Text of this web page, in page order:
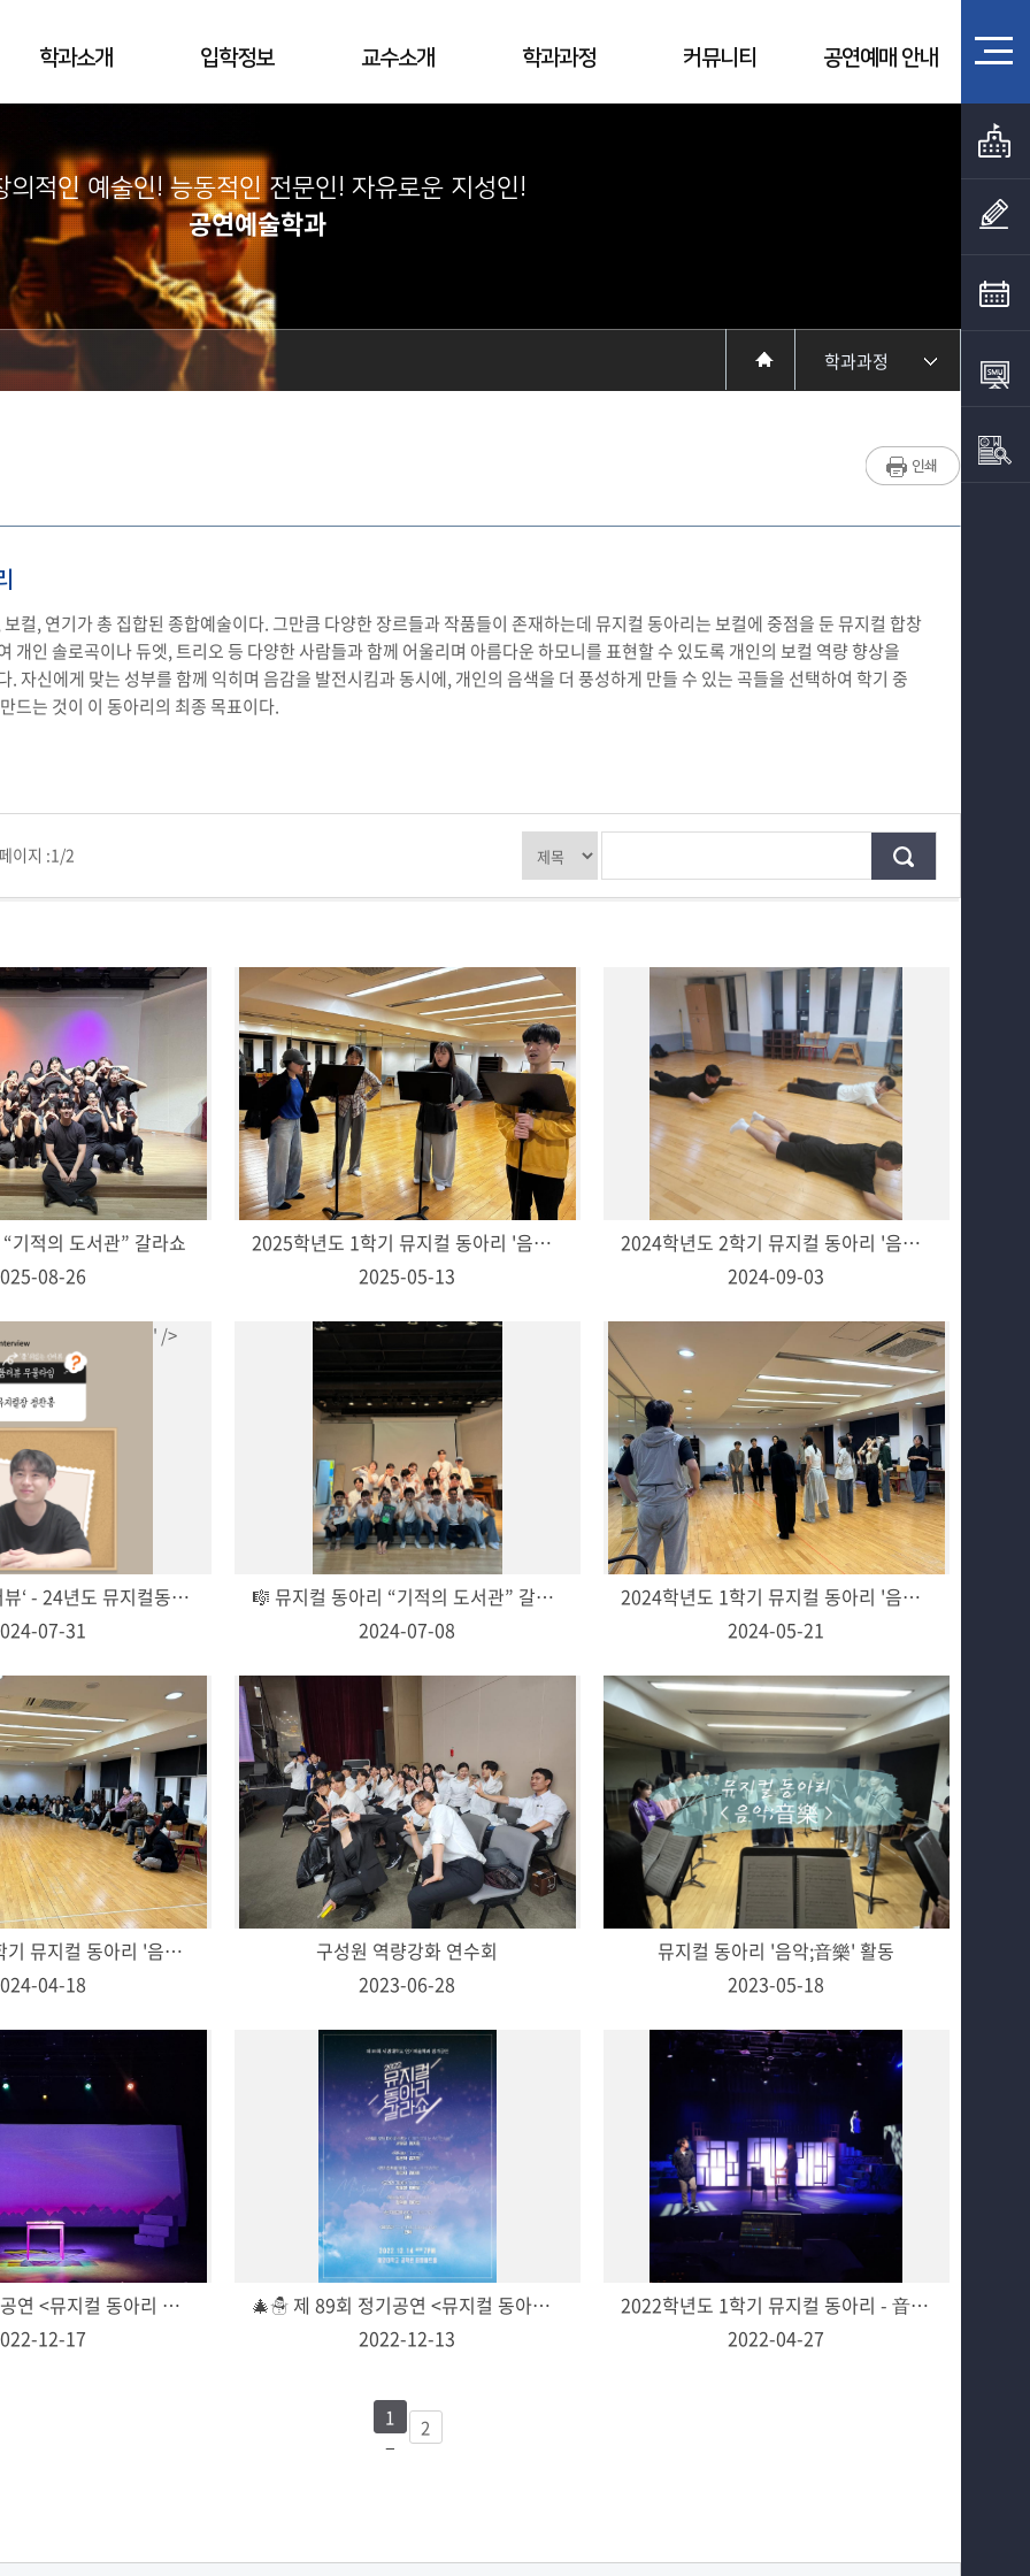
학과소개 입학정보 교수소개 학과과정 커뮤니티 공연예매 안내
의적인 예술인! 능동적인 전문인! 자유로운 지성인!
공연예술학과
학과과정
입학정보
교수소개
커뮤니티
공연예매 안내
컬, 연기가 총 집합된 종합예술이다. 그만큼 다양한 장르들과 작품들이 존재하는데 뮤지컬 동아리는 보컬에 중점을 둔 뮤지컬 합창
개인 솔로곡이나 듀엣, 트리오 등 다양한 사람들과 함께 어울리며 아름다운 하모니를 표현할 수 있도록 개인의 보컬 역량 향상을
. 자신에게 맞는 성부를 함께 익히며 음감을 발전시킴과 동시에, 개인의 음색을 더 풍성하게 만들 수 있는 곡들을 선택하여 학기 중
드는 것이 이 동아리의 최종 목표이다.
이지 :1/2
기적의 도서관” 갈라쇼
08-26
2025학년도 1학기 뮤지컬 동아리 '음악;音樂' 활동
2025-05-13
2024학년도 2학기 뮤지컬 동아리 '음악;音樂' 활동
2024-09-03
' />
'품'위있는 인’터뷰‘ - 24년도 뮤지컬동아리장 <정찬홍>
07-31
🎼 뮤지컬 동아리 “기적의 도서관” 갈라쇼
2024-07-08
2024학년도 1학기 뮤지컬 동아리 '음악;音樂' 활동
2024-05-21
2024학년도 1학기 뮤지컬 동아리 '음악;音樂' 활동
04-18
구성원 역량강화 연수회
2023-06-28
뮤지컬 동아리 '음악;音樂' 활동
2023-05-18
🔔제 89회 정기공연 <뮤지컬 동아리 갈라쇼> 성료 🔔
12-17
🎄☃ 제 89회 정기공연 <뮤지컬 동아리 갈라쇼> ☃🎄🎅🏻
2022-12-13
2022학년도 1학기 뮤지컬 동아리 - 音樂 활동!
2022-04-27
1 2